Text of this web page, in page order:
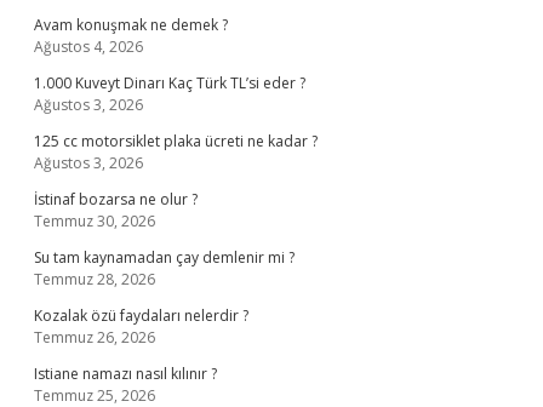
Avam konuşmak ne demek ?
Ağustos 4, 2026
1.000 Kuveyt Dinarı Kaç Türk TL’si eder ?
Ağustos 3, 2026
125 cc motorsiklet plaka ücreti ne kadar ?
Ağustos 3, 2026
İstinaf bozarsa ne olur ?
Temmuz 30, 2026
Su tam kaynamadan çay demlenir mi ?
Temmuz 28, 2026
Kozalak özü faydaları nelerdir ?
Temmuz 26, 2026
Istiane namazı nasıl kılınır ?
Temmuz 25, 2026